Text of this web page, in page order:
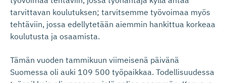
tarvittavan koulutuksen; tarvitsemme työvoimaa myös
tehtäviin, jossa edellytetään aiemmin hankittua korkeaa
koulutusta ja osaamista.
Tämän vuoden tammikuun viimeisenä päivänä
Suomessa oli auki 109 500 työpaikkaa. Todellisuudessa